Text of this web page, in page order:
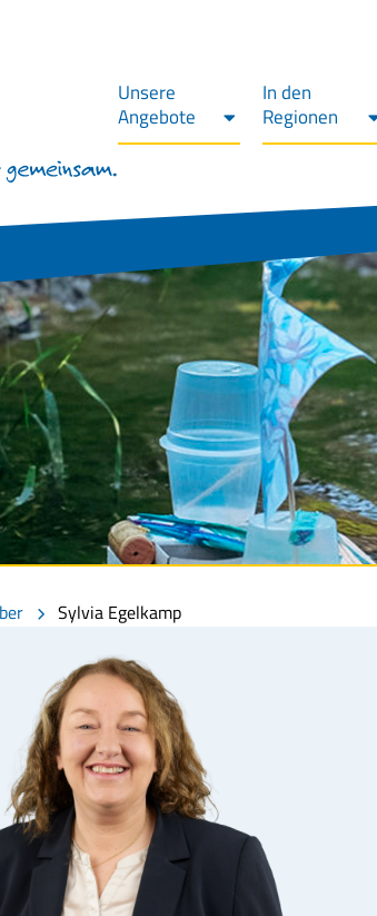
Unsere
Angebote
In den
Regionen
Sylvia Egelkamp